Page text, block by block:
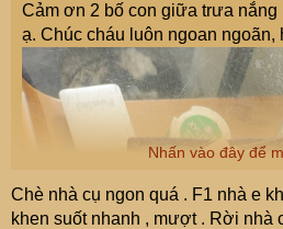
Cảm ơn 2 bố con giữa trưa
ạ. Chúc cháu luôn ngoan
Nhấn vào đây để
Chè nhà cụ ngon quá . F1 nhà e
khen suốt nhanh , mượt . Rời nhà